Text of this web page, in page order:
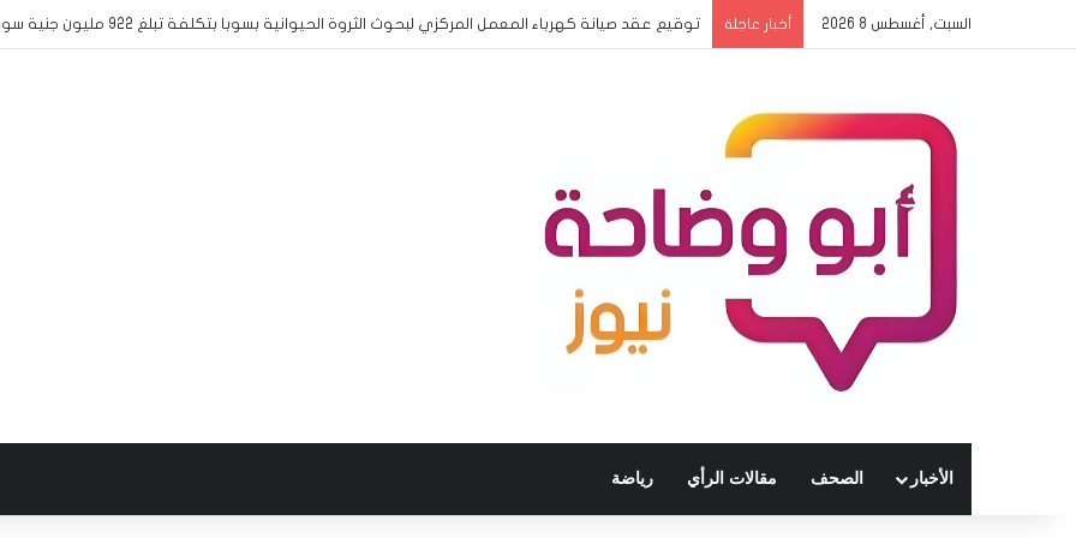
السبت, أغسطس 8 2026 أخبار عاجلة توقيع عقد صيانة كهرباء المعمل المركزي لبحوث الثروة الحيوانية بسوبا بتكلفة تبلغ 922 مليون جنية سوداني
الأخبار الصحف مقالات الرأي رياضة